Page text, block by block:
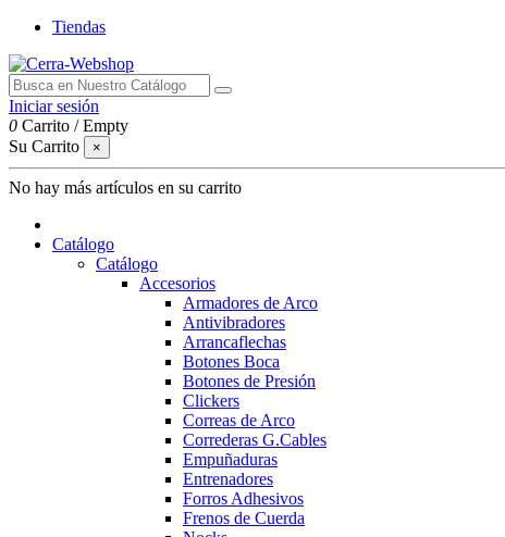
Tiendas
Iniciar sesión
0 Carrito /Empty
Su Carrito
×
No hay más artículos en su carrito
Catálogo
Catálogo
Accesorios
Armadores de Arco
Antivibradores
Arrancaflechas
Botones Boca
Botones de Presión
Clickers
Correas de Arco
Correderas G.Cables
Empuñaduras
Entrenadores
Forros Adhesivos
Frenos de Cuerda